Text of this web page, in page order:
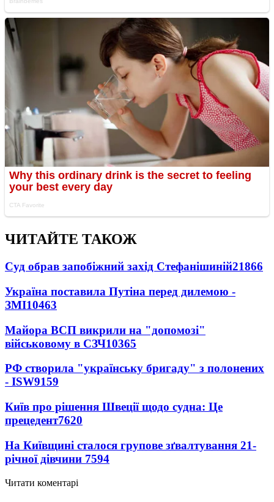
ЧИТАЙТЕ ТАКОЖ
Суд обрав запобіжний захід Стефанішиній21866
Україна поставила Путіна перед дилемою -
ЗМІ10463
Майора ВСП викрили на "допомозі"
військовому в СЗЧ10365
РФ створила "українську бригаду" з полонених
- ISW9159
Київ про рішення Швеції щодо судна: Це
прецедент7620
На Київщині сталося групове зґвалтування 21-
річної дівчини 7594
Читати коментарі